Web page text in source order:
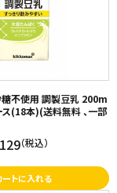
糖不使用 調製豆乳 200m
(18本)(送料無料 、一部
（税込）
ートに入れる